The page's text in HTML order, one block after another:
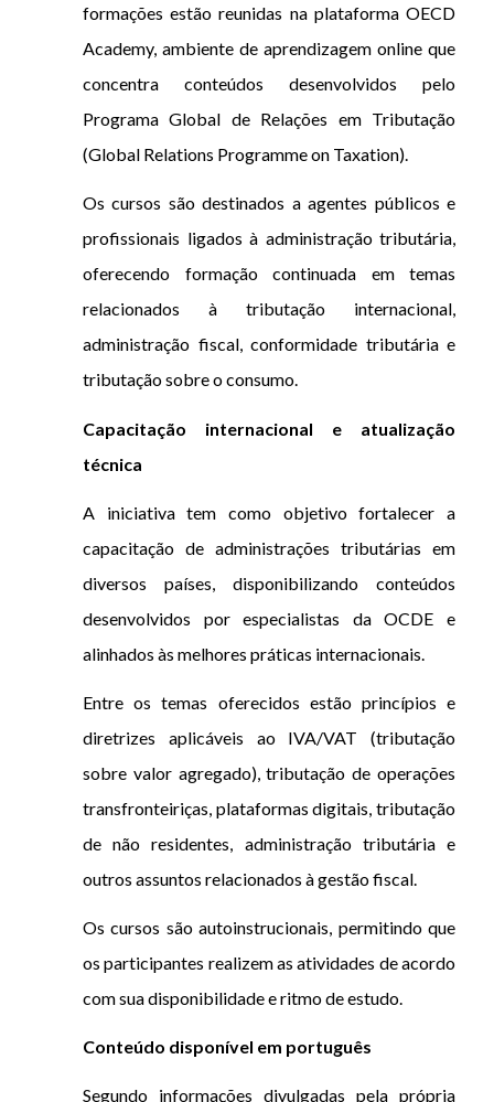
formações estão reunidas na plataforma OECD
Academy, ambiente de aprendizagem online que
concentra conteúdos desenvolvidos pelo
Programa Global de Relações em Tributação
(Global Relations Programme on Taxation).
Os cursos são destinados a agentes públicos e
profissionais ligados à administração tributária,
oferecendo formação continuada em temas
relacionados à tributação internacional,
administração fiscal, conformidade tributária e
tributação sobre o consumo.
Capacitação internacional e atualização
técnica
A iniciativa tem como objetivo fortalecer a
capacitação de administrações tributárias em
diversos países, disponibilizando conteúdos
desenvolvidos por especialistas da OCDE e
alinhados às melhores práticas internacionais.
Entre os temas oferecidos estão princípios e
diretrizes aplicáveis ao IVA/VAT (tributação
sobre valor agregado), tributação de operações
transfronteiriças, plataformas digitais, tributação
de não residentes, administração tributária e
outros assuntos relacionados à gestão fiscal.
Os cursos são autoinstrucionais, permitindo que
os participantes realizem as atividades de acordo
com sua disponibilidade e ritmo de estudo.
Conteúdo disponível em português
Segundo informações divulgadas pela própria